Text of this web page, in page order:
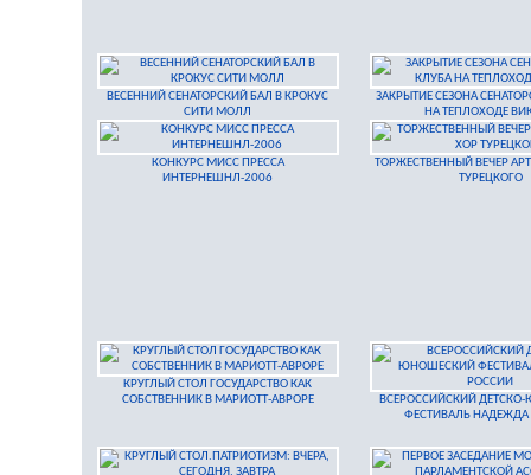
ВЕСЕННИЙ СЕНАТОРСКИЙ БАЛ В КРОКУС
СИТИ МОЛЛ
ЗАКРЫТИЕ СЕЗОНА
НА ТЕПЛОХОДЕ
КОНКУРС МИСС ПРЕССА
ИНТЕРНЕШНЛ-2006
ТОРЖЕСТВЕННЫЙ ВЕЧЕР
ТУРЕЦКОГО
КРУГЛЫЙ СТОЛ ГОСУДАРСТВО КАК
СОБСТВЕННИК В МАРИОТТ-АВРОРЕ
ВСЕРОССИЙСКИЙ
ФЕСТИВАЛЬ НАДЕЖДА